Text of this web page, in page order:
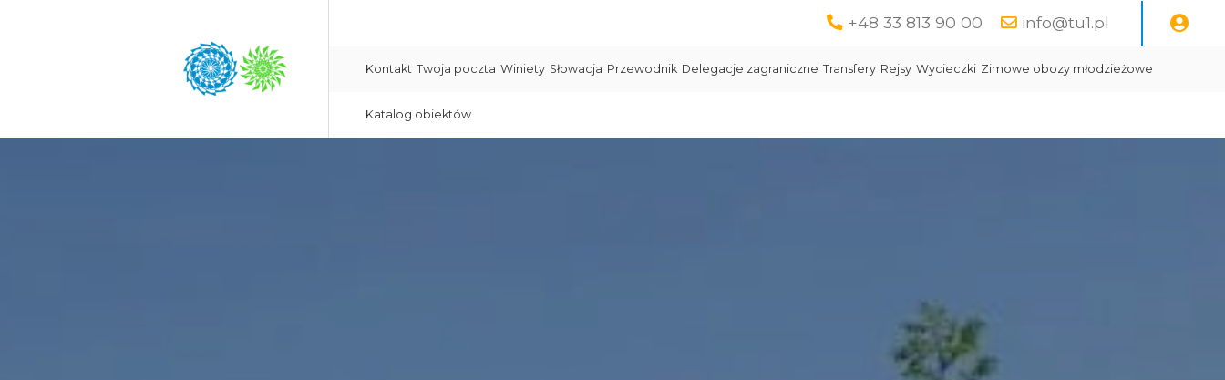
+48 33 813 90 00 info@tu1.pl
Kontakt Twoja poczta Winiety Słowacja Przewodnik Delegacje zagraniczne Transfery Rejsy Wycieczki Zimowe obozy młodzieżowe
Katalog obiektów